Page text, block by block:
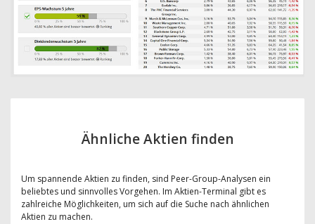
Ähnliche Aktien finden
Um spannende Aktien zu finden, sind Peer-Group-Analysen ein
beliebtes und sinnvolles Vorgehen. Im Aktien-Terminal gibt es
zahlreiche Möglichkeiten, um sich auf die Suche nach ähnlichen
Aktien zu machen.